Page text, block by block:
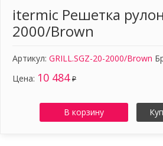
itermic Решетка
2000/Brown
Артикул: GRILL.SGZ-20-2000/Brown
Цена: 10 484 ₽
В корзину